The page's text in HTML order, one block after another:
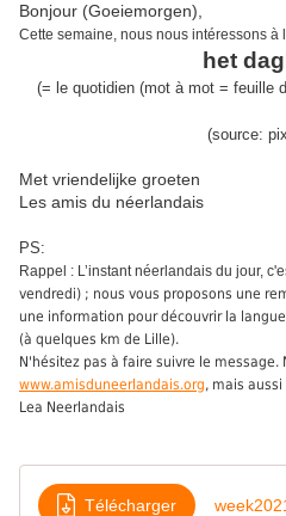
Bonjour (Goeiemorgen),
Cette semaine, nous nous intéressons à
het
(= l e quotidien (mot à mot = feuille
(source:
Met vriendelijke groeten
Les amis du néerlandais
PS:
Rappel : L’instant néerlandais du jour,
vendredi) ; nous vous proposons une
une information pour découvrir la
(à quelques km de Lille).
N'hésitez pas à faire suivre le message.
www.amisduneerlandais.org, mais
Lea Neerlandais
Télécharger